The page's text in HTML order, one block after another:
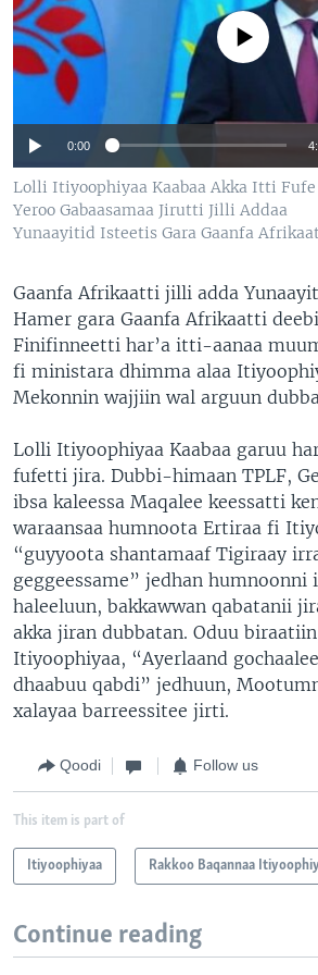
No media source
0:00
Lolli Itiyoophiyaa Kaabaa Akka Itti Fufe
Yeroo Gabaasamaa Jirutti Jilli Addaa
Yunaayitid Isteetis Gara Gaanfa
Gaanfa Afrikaatti jilli adda
Hamer gara Gaanfa Afrikaatti
Finifinneetti har’a itti-aanaa
fi ministara dhimma alaa
Mekonnin wajjiin wal arguun
Lolli Itiyoophiyaa Kaabaa garuu
fufetti jira. Dubbi-himaan TPLF,
ibsa kaleessa Maqalee keessatti
waraansaa humnoota Ertiraa fi
“guyyoota shantamaaf Tigiraay
geggeessame” jedhan humnoonni
haleeluun, bakkawwan qabatanii
akka jiran dubbatan. Oduu
Itiyoophiyaa, “Ayerlaand
dhaabuu qabdi” jedhuun,
xalayaa barreessitee jirti.
Qoodi Follow us
This item is part of
Itiyoophiyaa Rakkoo Baqannaa
Continue reading